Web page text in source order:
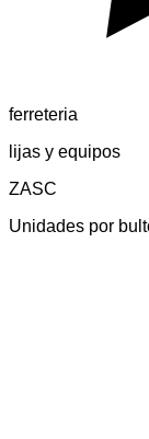
ferreteria
lijas y equipos
ZASC
Unidades por